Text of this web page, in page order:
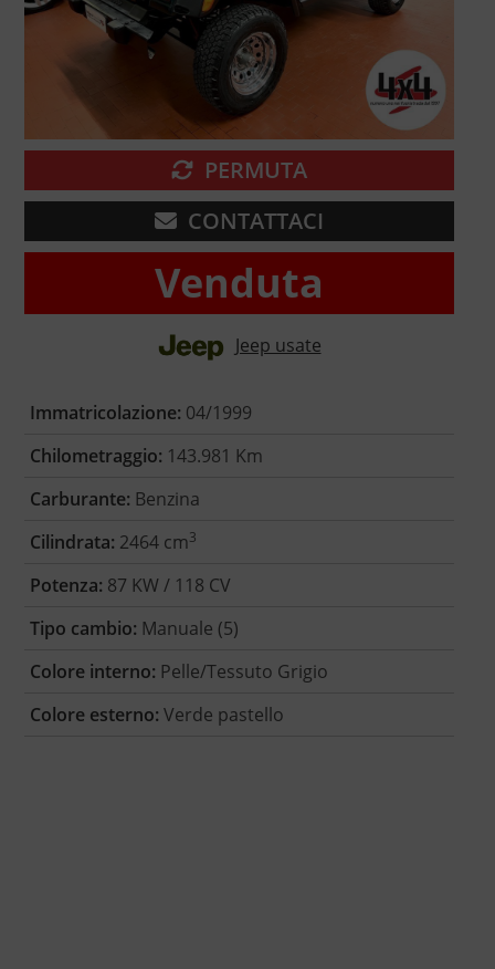
PERMUTA
CONTATTACI
Venduta
Jeep usate
Immatricolazione: 04/1999
Chilometraggio: 143.981 Km
Carburante: Benzina
Cilindrata: 2464 cm3
Potenza: 87 KW / 118 CV
Tipo cambio: Manuale (5)
Colore interno: Pelle/Tessuto Grigio
Colore esterno: Verde pastello